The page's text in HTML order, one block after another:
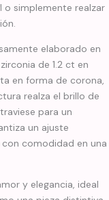
o simplemente realzar
elaborado en
de 1.2 ct en
en forma de corona,
realza el brillo de
para un
un ajuste
comodidad en una
y elegancia, ideal